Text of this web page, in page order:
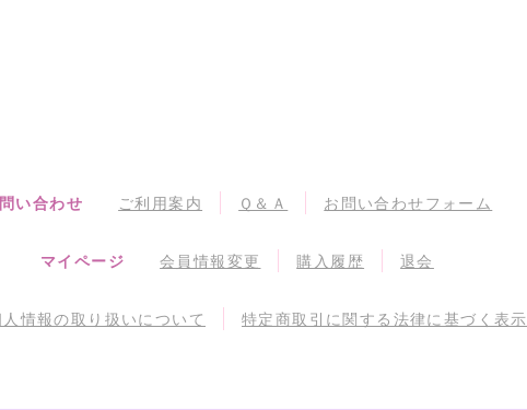
い合わせ ご利用案内 Ｑ＆Ａ お問い合わせフォーム
マイページ 会員情報変更 購入履歴 退会
情報の取り扱いについて 特定商取引に関する法律に基づく表示